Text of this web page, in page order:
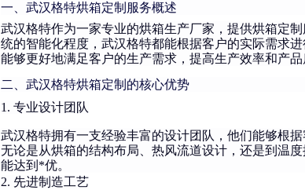
一、武汉格特烘箱定制服务概述
武汉格特作为一家专业的烘箱生产厂家，提供烘箱定
统的智能化程度，武汉格特都能根据客户的实际需求
能够更好地满足客户的生产需求，提高生产效率和产品
二、武汉格特烘箱定制的核心优势
1. 专业设计团队
武汉格特拥有一支经验丰富的设计团队，他们能够根
无论是从烘箱的结构布局、热风流道设计，还是到温
能达到*优。
2. 先进制造工艺